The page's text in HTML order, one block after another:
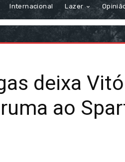
Internacional Lazer
deixa
ao